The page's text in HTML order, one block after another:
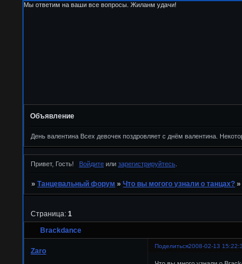
Мы ответим на ваши все вопросы. Жиланм удачи!
Объявление
День валентина Всех девочек поздровляет с днём валентина.
Привет, Гость! Войдитеили зарегистрируйтесь.
»Танцевальный форум »Что вы могого узнали о танцах? »
Brackdance
Страница:1
Поделиться2008-02-13
Zaro